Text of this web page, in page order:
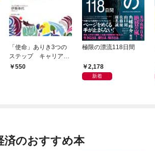
「使命」ありき3つの
ステップ キャリアの
成功とは何か
550
極限の漂流118日間
2,178
新着
済のおすすめ本